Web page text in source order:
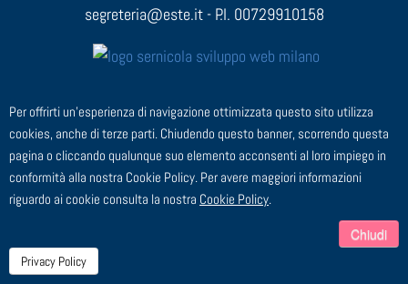
segreteria@este.it - P.I. 00729910158
Per offrirti un'esperienza di navigazione ottimizzata questo sito utilizza
cookies, anche di terze parti. Chiudendo questo banner, scorrendo questa
pagina o cliccando qualunque suo elemento acconsenti al loro impiego in
conformità alla nostra Cookie Policy. Per avere maggiori informazioni
riguardo ai cookie consulta la nostra Cookie Policy.
Chiudi
Privacy Policy